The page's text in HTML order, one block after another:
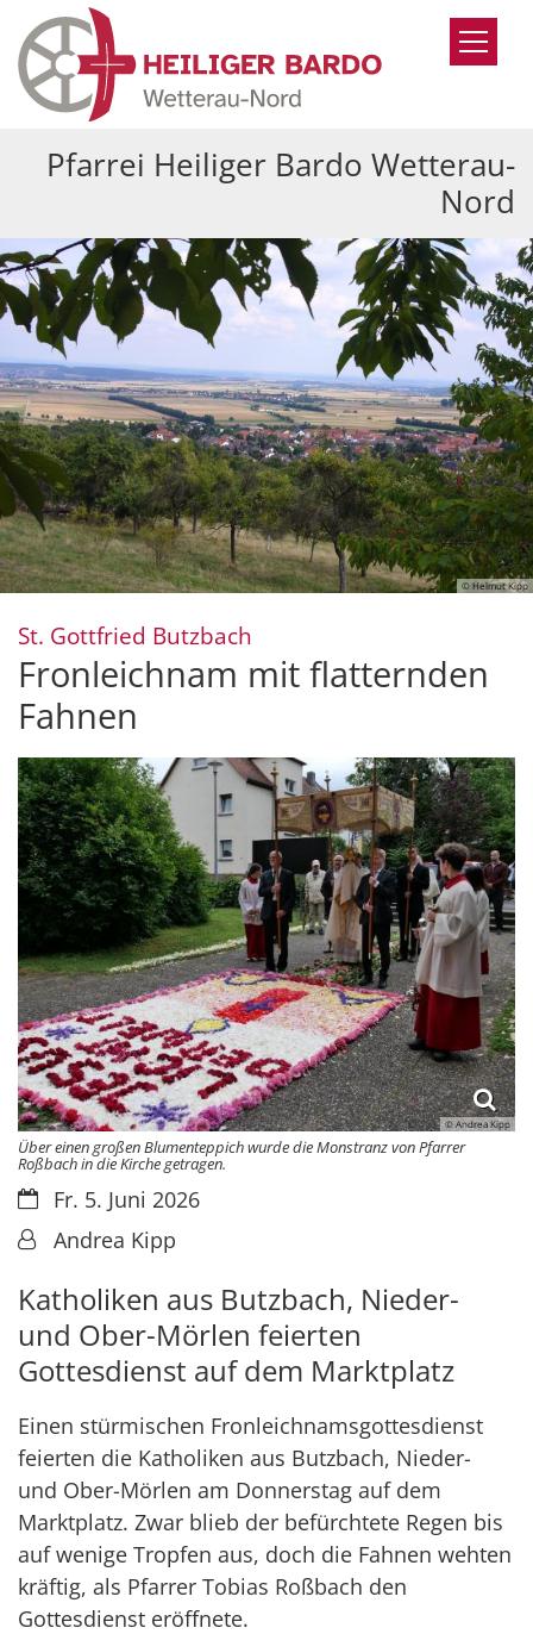
Zum Inhalt springen
Pfarrei Heiliger Bardo Wetterau-
Nord
© Helmut Kipp
St. Gottfried Butzbach
Fronleichnam mit flatternden
Fahnen
© Andrea Kipp
Über einen großen Blumenteppich wurde die Monstranz von Pfarrer
Roßbach in die Kirche getragen.
Datum:Fr. 5. Juni 2026
Von:Andrea Kipp
Katholiken aus Butzbach, Nieder-
und Ober-Mörlen feierten
Gottesdienst auf dem Marktplatz
Einen stürmischen Fronleichnamsgottesdienst
feierten die Katholiken aus Butzbach, Nieder-
und Ober-Mörlen am Donnerstag auf dem
Marktplatz. Zwar blieb der befürchtete Regen bis
auf wenige Tropfen aus, doch die Fahnen wehten
kräftig, als Pfarrer Tobias Roßbach den
Gottesdienst eröffnete.